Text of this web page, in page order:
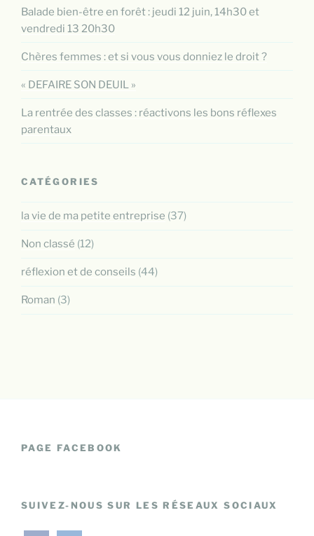
Balade bien-être en forêt : jeudi 12 juin, 14h30 et
vendredi 13 20h30
Chères femmes : et si vous vous donniez le droit ?
« DEFAIRE SON DEUIL »
La rentrée des classes : réactivons les bons réflexes
parentaux
CATÉGORIES
la vie de ma petite entreprise (37)
Non classé (12)
réflexion et de conseils (44)
Roman (3)
PAGE FACEBOOK
SUIVEZ-NOUS SUR LES RÉSEAUX SOCIAUX